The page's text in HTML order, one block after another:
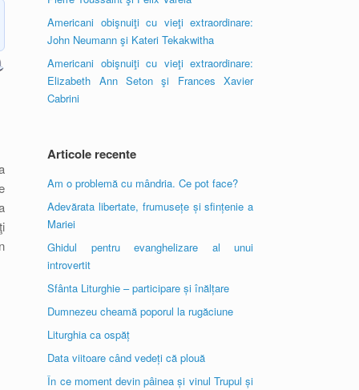
Americani obişnuiţi cu vieţi extraordinare:
John Neumann şi Kateri Tekakwitha
Americani obişnuiţi cu vieţi extraordinare:
Elizabeth Ann Seton şi Frances Xavier
Cabrini
Articole recente
Am o problemă cu mândria. Ce pot face?
Adevărata libertate, frumusețe și sfințenie a
Mariei
Ghidul pentru evanghelizare al unui
introvertit
Sfânta Liturghie – participare și înălțare
Dumnezeu cheamă poporul la rugăciune
Liturghia ca ospăț
Data viitoare când vedeți că plouă
În ce moment devin pâinea și vinul Trupul și